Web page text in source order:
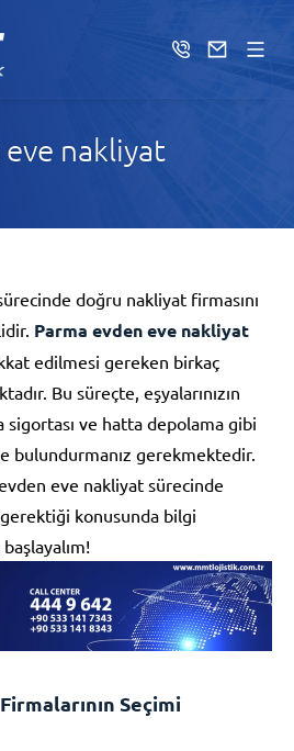
eve nakliyat
doğru nakliyat firmasını
Parma evden eve nakliyat
edilmesi gereken birkaç
Bu süreçte, eşyalarınızın
sigortası ve hatta depolama gibi
bulundurmanız gerekmektedir.
eve nakliyat sürecinde
konusunda bilgi
Seçimi